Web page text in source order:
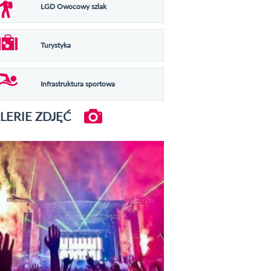
LGD Owocowy szlak
Turystyka
Infrastruktura sportowa
ZDJĘĆ